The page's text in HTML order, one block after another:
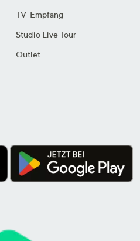
TV-Empfang
Studio Live Tour
Outlet